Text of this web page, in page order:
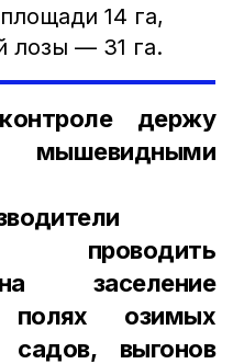
14 га,
лозы — 31 га.
держу
заселение
озимых
садов, выгонов